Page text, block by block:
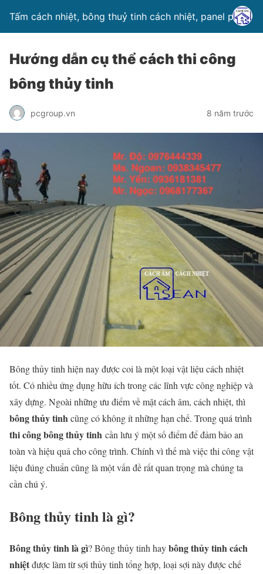
Tấm cách nhiệt, bông thuỷ tinh cách nhiệt, panel pu
Hướng dẫn cụ thể cách thi công
bông thủy tinh
pcgroup.vn 8 năm trước
Bông thủy tinh hiện nay được coi là một loại vật liệu cách nhiệt
tốt. Có nhiều ứng dụng hữu ích trong các lĩnh vực công nghiệp và
xây dựng. Ngoài những ưu điểm về mặt cách âm, cách nhiệt, thì
bông thủy tinhcũng có không ít những hạn chế. Trong quá trình
thi công bông thủy tinh cần lưu ý một số điểm để đảm bảo an
toàn và hiệu quả cho công trình. Chính vì thế mà việc thi công vật
liệu đúng chuẩn cũng là một vấn đề rất quan trọng mà chúng ta
cần chú ý.
Bông thủy tinh là gì?
Bông thủy tinh là gì? Bông thủy tinh haybông thủy tinh cách
nhiệtđược làm từ sợi thủy tinh tổng hợp, loại sợi này được chế